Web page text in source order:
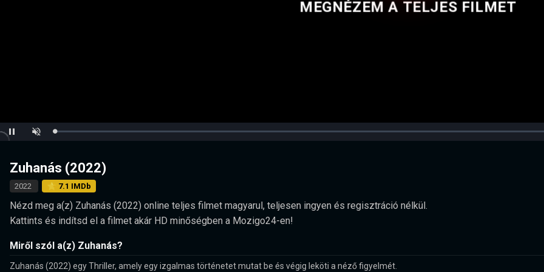
Pause UnmuteLoaded:
MEGNÉZEM A TELJES FILMET
Zuhanás (2022)
2022 ⭐ 7.1 IMDb
Nézd meg a(z) Zuhanás (2022) online teljes filmet magyarul, teljesen ingyen és regisztráció nélkül.
Kattints és indítsd el a filmet akár HD minőségben a Mozigo24-en!
Miről szól a(z) Zuhanás?
Zuhanás (2022) egy Thriller, amely egy izgalmas történetet mutat be és végig leköti a néző figyelmét.